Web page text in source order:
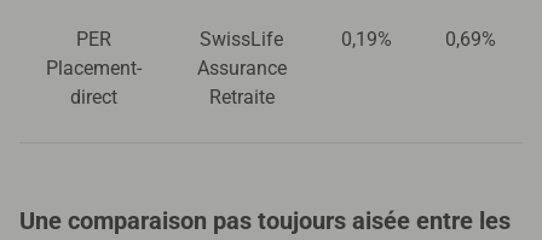
PER
Placement-
direct
SwissLife
Assurance
Retraite
0,19% 0,69%
Une comparaison pas toujours aisée entre les